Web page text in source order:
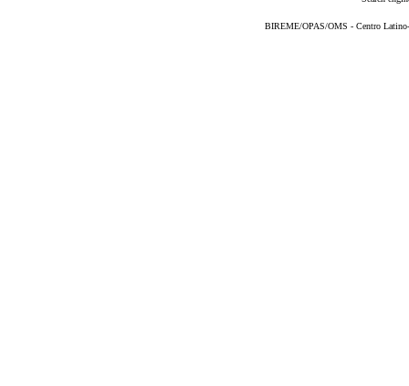
BIREME/OPAS/OMS - Centro Latino-